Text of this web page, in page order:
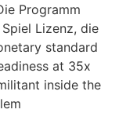
Programm
Lizenz, die
standard
at 35x
inside the